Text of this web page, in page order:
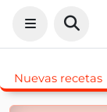
Nuevas recetas